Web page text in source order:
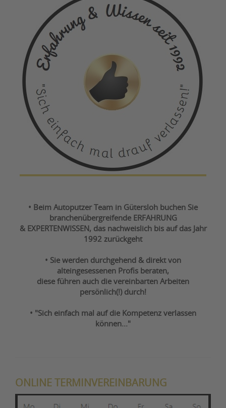
• Beim Autoputzer Team in Gütersloh buchen Sie
branchenübergreifende ERFAHRUNG
& EXPERTENWISSEN, das nachweislich bis auf das Jahr
1992 zurückgeht
• Sie werden durchgehend & direkt von
alteingesessenen Profis beraten,
diese führen auch die vereinbarten Arbeiten
persönlich(!) durch!
• "Sich einfach mal auf die Kompetenz verlassen
können..."
ONLINE TERMINVEREINBARUNG